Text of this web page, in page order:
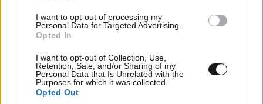
I want to opt-out of processing my
Personal Data for Targeted Advertising.
Opted In
I want to opt-out of Collection, Use,
Retention, Sale, and/or Sharing of my
Personal Data that Is Unrelated with the
Purposes for which it was collected.
Opted Out
Χωρίς ενεργό μέτωπο η φωτιά που ξέσπασε σε
χαμηλή βλάστηση στη Σίνδο Θεσσαλονίκης